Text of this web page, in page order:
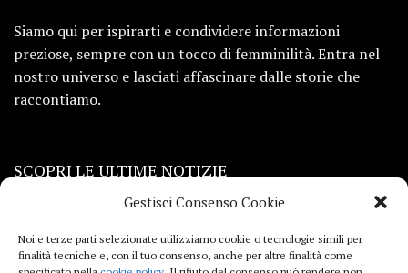
Gestisci Consenso Cookie
Noi e terze parti selezionate utilizziamo cookie o tecnologie simili per
finalità tecniche e, con il tuo consenso, anche per altre finalità come
Siamo qui per ispirarti e condividere informazioni
preziose, sempre con un tocco di femminilità. Entra nel
nostro universo e lasciati affascinare dalle storie che
raccontiamo.
SCOPRI LE ULTIME NOTIZIE
Viaggi